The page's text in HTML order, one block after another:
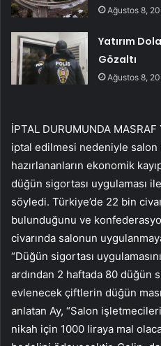
Ağustos 8,
Yatırım
Gözaltı
Ağustos 8,
İPTAL DURUMUNDA
iptal edilmesi nedeniyle
hazırlananların ekonomik
düğün sigortası uygulaması ile
söyledi. Türkiye’de 22 bin
bulunduğunu ve
civarında salonun
“Düğün sigortası
ardından 2 haftada 80 düğün
evlenecek çiftlerin düğün
anlatan Ay, “Salon
nikah için 1000 liraya mal